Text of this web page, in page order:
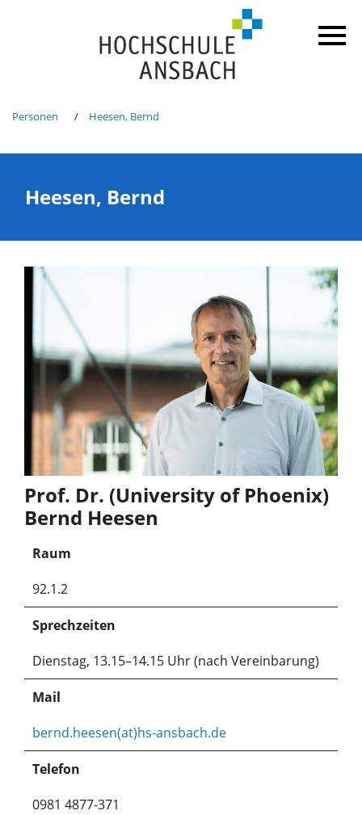
Personen Heesen, Bernd
Heesen, Bernd
Prof. Dr. (University of Phoenix)
Bernd Heesen
Raum
92.1.2
Sprechzeiten
Dienstag, 13.15–14.15 Uhr (nach Vereinbarung)
Mail
bernd.heesen(at)hs-ansbach.de
Telefon
0981 4877-371